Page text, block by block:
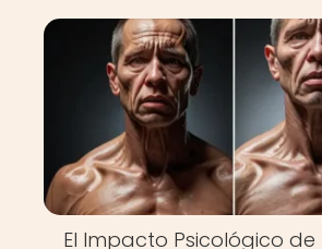
El Impacto Psicológico de